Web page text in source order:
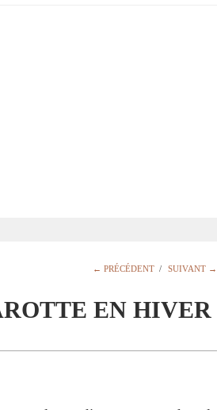
← PRÉCÉDENT / SUIVANT →
EN HIVER